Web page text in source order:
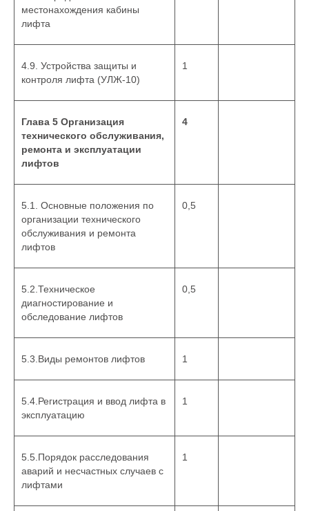
местонахождения кабины
лифта
4.9. Устройства защиты и
контроля лифта (УЛЖ-10)
1
Глава 5 Организация
технического обслуживания,
ремонта и эксплуатации
лифтов
4
5.1. Основные положения по
организации технического
обслуживания и ремонта
лифтов
0,5
5.2.Техническое
диагностирование и
обследование лифтов
0,5
5.3.Виды ремонтов лифтов 1
5.4.Регистрация и ввод лифта в
эксплуатацию
1
5.5.Порядок расследования
аварий и несчастных случаев с
лифтами
1